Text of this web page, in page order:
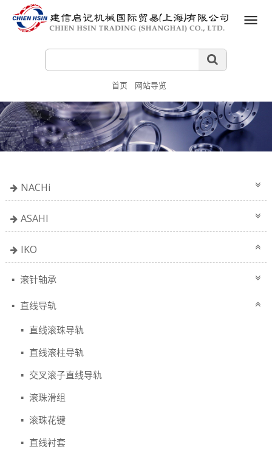
首页 网站导览
NACHi
ASAHI
IKO
滚针轴承
直线导轨
直线滚珠导轨
直线滚柱导轨
交叉滚子直线导轨
滚珠滑组
滚珠花键
直线衬套